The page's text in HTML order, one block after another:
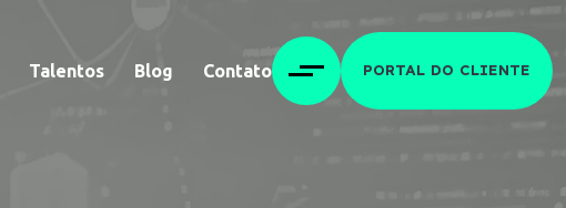
Talentos Blog Contato PORTAL DO CLIENTE